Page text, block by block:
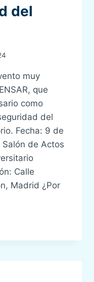
del
muy
que
como
del
Fecha: 9 de
de Actos
Calle
Madrid ¿Por